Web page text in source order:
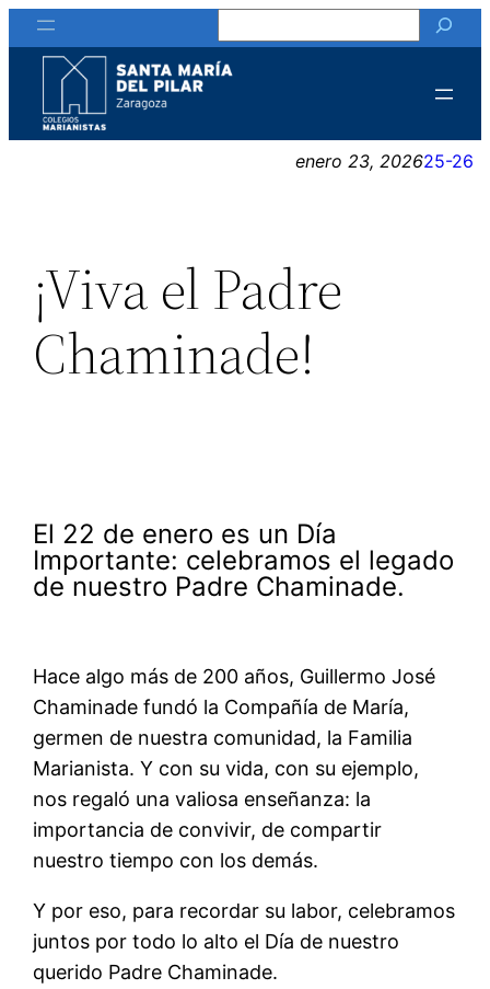
Saltar
al
contenido
enero 23, 202625-26
¡Viva el Padre
Chaminade!
El 22 de enero es un Día
Importante: celebramos el legado
de nuestro Padre Chaminade.
Hace algo más de 200 años, Guillermo José
Chaminade fundó la Compañía de María,
germen de nuestra comunidad, la Familia
Marianista. Y con su vida, con su ejemplo,
nos regaló una valiosa enseñanza: la
importancia de convivir, de compartir
nuestro tiempo con los demás.
Y por eso, para recordar su labor, celebramos
juntos por todo lo alto el Día de nuestro
querido Padre Chaminade.